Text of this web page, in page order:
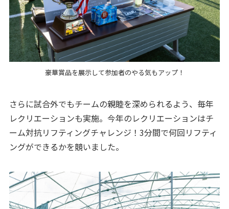
豪華賞品を展示して参加者のやる気もアップ！
さらに試合外でもチームの親睦を深められるよう、毎年
レクリエーションも実施。今年のレクリエーションはチ
ーム対抗リフティングチャレンジ！3分間で何回リフティ
ングができるかを競いました。